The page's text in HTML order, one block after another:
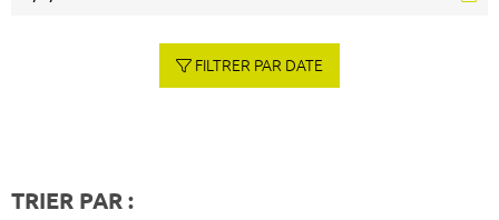
FILTRER PAR DATE
TRIER PAR :